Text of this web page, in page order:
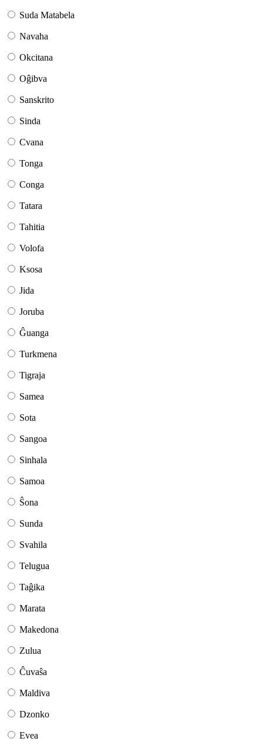
Suda Matabela
Navaha
Okcitana
Oĝibva
Sanskrito
Sinda
Cvana
Tonga
Conga
Tatara
Tahitia
Volofa
Ksosa
Jida
Joruba
Ĝuanga
Turkmena
Tigraja
Samea
Sota
Sangoa
Sinhala
Samoa
Ŝona
Sunda
Svahila
Telugua
Taĝika
Marata
Makedona
Zulua
Ĉuvaŝa
Maldiva
Dzonko
Evea